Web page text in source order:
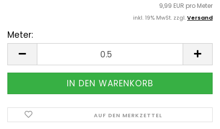
9,99 EUR pro Meter
inkl. 19% MwSt. zzgl.Versand
Meter:
AUF DEN MERKZETTEL